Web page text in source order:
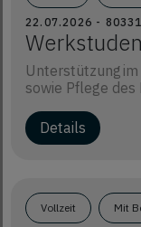
22.07.2026 - 80331
Unterstützung
sowie Pflege
Vollzeit Mit